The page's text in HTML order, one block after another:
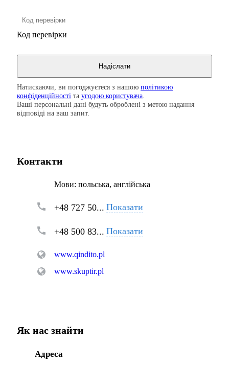
Код перевірки
Натискаючи, ви погоджуєтеся з нашою політикою
конфіденційності та угодою користувача.
Ваші персональні дані будуть оброблені з метою надання
відповіді на ваш запит.
Контакти
Мови: польська, англійська
+48 727 50... Показати
+48 500 83... Показати
www.qindito.pl
www.skuptir.pl
Як нас знайти
Адреса